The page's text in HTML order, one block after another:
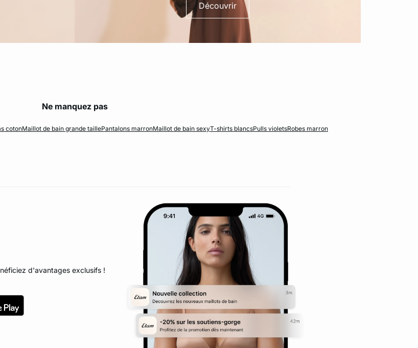
Découvrir
Ne manquez pas
cotonMaillot de bain grande taillePantalons marronMaillot de bain sexyT-shirts blancsPulls violetsRobes marron
d'avantages exclusifs !